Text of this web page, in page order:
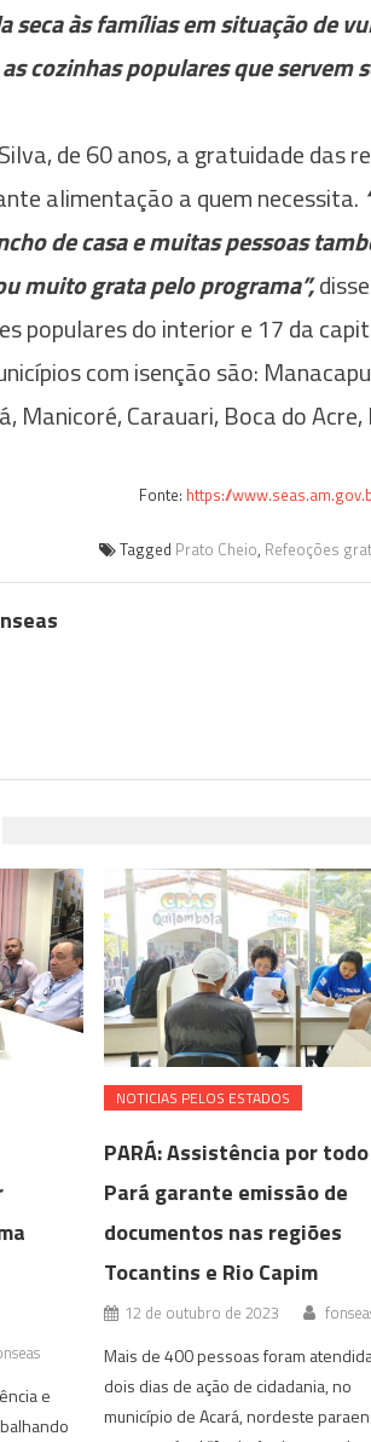
seca às famílias em situação de
cozinhas populares que servem
de 60 anos, a gratuidade das
alimentação a quem necessita.
de casa e muitas pessoas
muito grata pelo programa”,
populares do interior e 17 da
com isenção são:
Manicoré, Carauari, Boca do
Fonte: https://
Tagged Prato Cheio, Refeoções
e
NOTICIAS PELOS ESTADOS
PARÁ: Assistência por
Pará garante emissão de
documentos nas regiões
Tocantins e Rio Capim
12 de outubro de 2023
Mais de 400 pessoas foram
dois dias de ação de cidadania, no
município de Acará, nordeste